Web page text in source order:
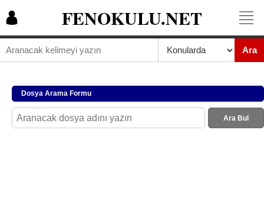
FENOKULU.NET
Ara
Dosya Arama Formu
Ara Bul